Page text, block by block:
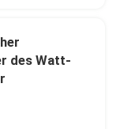
des Watt-